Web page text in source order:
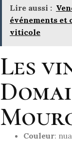
Lire aussi :
événements
viticole
Les
Couleur: